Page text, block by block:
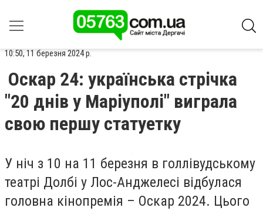
10:50, 11 березня 2024 р.
Оскар 24: українська стрічка
"20 днів у Маріуполі" виграла
свою першу статуетку
У ніч з 10 на 11 березня в голлівудському
театрі Долбі у Лос-Анджелесі відбулася
головна кінопремія – Оскар 2024. Цього